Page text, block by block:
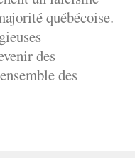
québécoise.
des
des